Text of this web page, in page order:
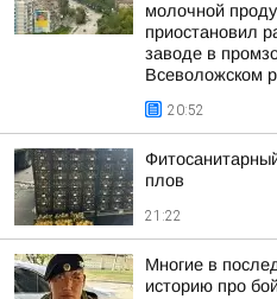
молочной
приостановил
заводе в
Всеволожском
20:52
плов
21:22
Многие в
историю про